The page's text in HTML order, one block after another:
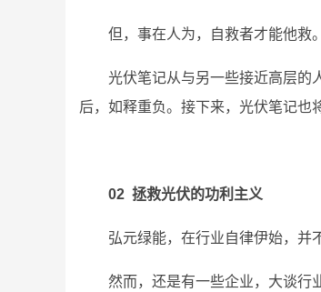
但，事在人为，自救者才能他救
光伏笔记从与另一些接近高层的
后，如释重负。接下来，光伏笔记也
02 拯救光伏的功利主义
弘元绿能，在行业自律伊始，并
然而，还是有一些企业，大谈行